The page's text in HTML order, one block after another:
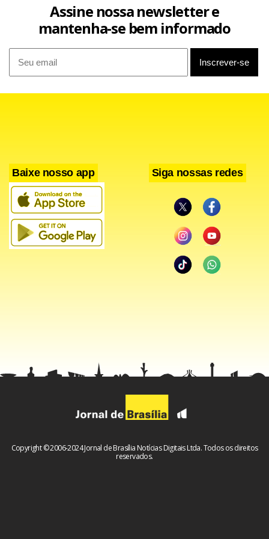
“Parece um Lula de muito discurso e pouca ação”, afirmou.
Assine nossa newsletter e
mantenha-se bem informado
Baixe nosso app Siga nossas redes
Copyright © 2006-2024 Jornal de Brasília Notícias Digitais Ltda. Todos os direitos
reservados.